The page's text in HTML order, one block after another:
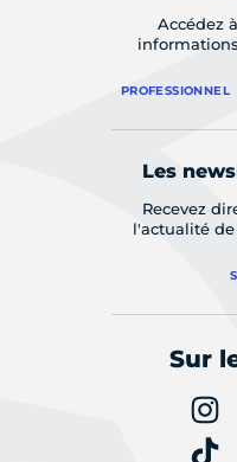
Accédez
PROFESSIONNEL
Les
Recevez
l'actualité
Sur